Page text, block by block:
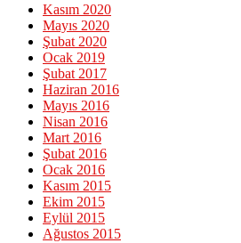
Kasım 2020
Mayıs 2020
Şubat 2020
Ocak 2019
Şubat 2017
Haziran 2016
Mayıs 2016
Nisan 2016
Mart 2016
Şubat 2016
Ocak 2016
Kasım 2015
Ekim 2015
Eylül 2015
Ağustos 2015